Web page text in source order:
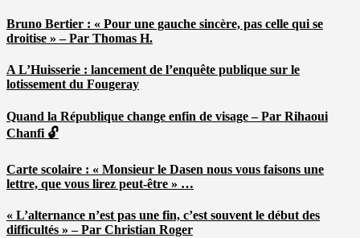
Bruno Bertier : « Pour une gauche sincère, pas celle qui se
droitise » – Par Thomas H.
A L’Huisserie : lancement de l’enquête publique sur le
lotissement du Fougeray
Quand la République change enfin de visage – Par Rihaoui
Chanfi 🔓
Carte scolaire : « Monsieur le Dasen nous vous faisons une
lettre, que vous lirez peut-être » …
« L’alternance n’est pas une fin, c’est souvent le début des
difficultés » – Par Christian Roger